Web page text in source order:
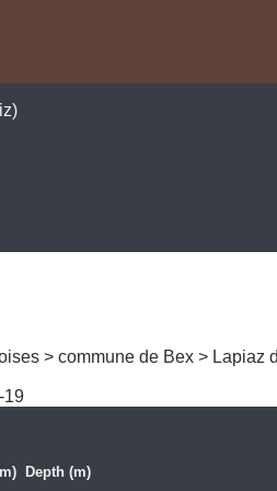
> commune de Bex > Lapiaz
19
Depth (m)